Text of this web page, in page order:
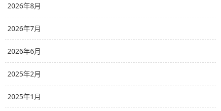
2026年8月
2026年7月
2026年6月
2025年2月
2025年1月